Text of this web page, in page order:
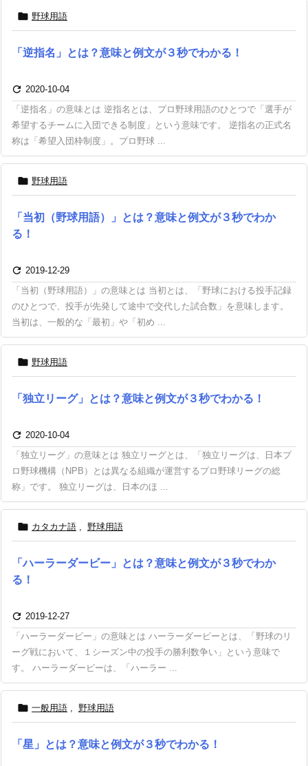
 野球用語
「逆指名」とは？意味と例文が３秒でわかる！
 2020-10-04
「逆指名」の意味とは 逆指名とは、プロ野球用語のひとつで「選手が
希望するチームに入団できる制度」という意味です。 逆指名の正式名
称は「希望入団枠制度」。プロ野球 ...
 野球用語
「当初（野球用語）」とは？意味と例文が３秒でわか
る！
 2019-12-29
「当初（野球用語）」の意味とは 当初とは、「野球における投手記録
のひとつで、投手が先発して途中で交代した試合数」を意味します。
当初は、一般的な「最初」や「初め ...
 野球用語
「独立リーグ」とは？意味と例文が３秒でわかる！
 2020-10-04
「独立リーグ」の意味とは 独立リーグとは、「独立リーグは、日本プ
ロ野球機構（NPB）とは異なる組織が運営するプロ野球リーグの総
称」です。 独立リーグは、日本のほ ...
 カタカナ語 , 野球用語
「ハーラーダービー」とは？意味と例文が３秒でわか
る！
 2019-12-27
「ハーラーダービー」の意味とは ハーラーダービーとは、「野球のリ
ーグ戦において、１シーズン中の投手の勝利数争い」という意味で
す。 ハーラーダービーは、「ハーラー ...
 一般用語 , 野球用語
「星」とは？意味と例文が３秒でわかる！